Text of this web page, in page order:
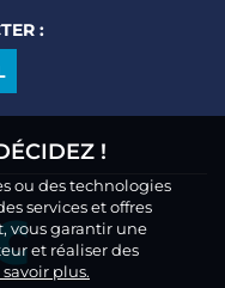
:
!
ou des technologies
services et offres
vous garantir une
et réaliser des
savoir plus.